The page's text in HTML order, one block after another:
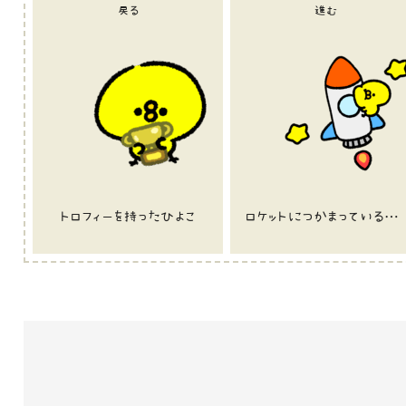
戻る
トロフィーを持ったひよこ
進む
ロケットにつかまっているひよこ